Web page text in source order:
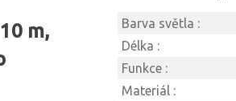
m,
Barva světla :
Délka :
Funkce :
Materiál :